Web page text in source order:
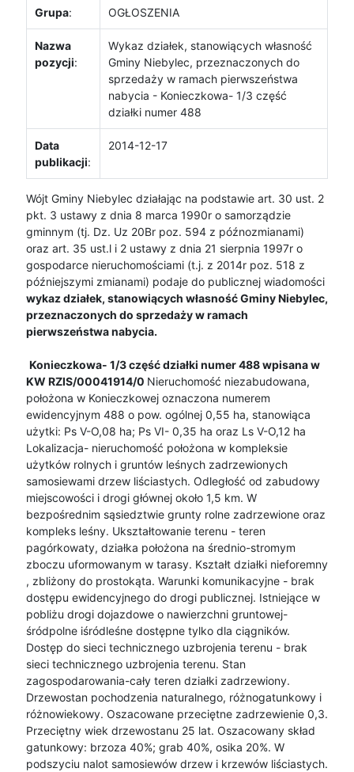
Grupa: OGŁOSZENIA
Nazwa
pozycji:
Wykaz działek, stanowiących własność
Gminy Niebylec, przeznaczonych do
sprzedaży w ramach pierwszeństwa
nabycia - Konieczkowa- 1/3 część
działki numer 488
Data
publikacji:
2014-12-17
Wójt Gminy Niebylec działając na podstawie art. 30 ust. 2
pkt. 3 ustawy z dnia 8 marca 1990r o samorządzie
gminnym (tj. Dz. Uz 20Br poz. 594 z późnozmianami)
oraz art. 35 ust.l i 2 ustawy z dnia 21 sierpnia 1997r o
gospodarce nieruchomościami (t.j. z 2014r poz. 518 z
późniejszymi zmianami) podaje do publicznej wiadomości
wykaz działek, stanowiących własność Gminy Niebylec,
przeznaczonych do sprzedaży w ramach
pierwszeństwa nabycia.
Konieczkowa- 1/3 część działki numer 488 wpisana w
KW RZIS/00041914/0 Nieruchomość niezabudowana,
położona w Konieczkowej oznaczona numerem
ewidencyjnym 488 o pow. ogólnej 0,55 ha, stanowiąca
użytki: Ps V-O,08 ha; Ps VI- 0,35 ha oraz Ls V-O,12 ha
Lokalizacja- nieruchomość położona w kompleksie
użytków rolnych i gruntów leśnych zadrzewionych
samosiewami drzew liściastych. Odległość od zabudowy
miejscowości i drogi głównej około 1,5 km. W
bezpośrednim sąsiedztwie grunty rolne zadrzewione oraz
kompleks leśny. Ukształtowanie terenu - teren
pagórkowaty, działka położona na średnio-stromym
zboczu uformowanym w tarasy. Kształt działki nieforemny
, zbliżony do prostokąta. Warunki komunikacyjne - brak
dostępu ewidencyjnego do drogi publicznej. Istniejące w
pobliżu drogi dojazdowe o nawierzchni gruntowej-
śródpolne iśródleśne dostępne tylko dla ciągników.
Dostęp do sieci technicznego uzbrojenia terenu - brak
sieci technicznego uzbrojenia terenu. Stan
zagospodarowania-cały teren działki zadrzewiony.
Drzewostan pochodzenia naturalnego, różnogatunkowy i
różnowiekowy. Oszacowane przeciętne zadrzewienie 0,3.
Przeciętny wiek drzewostanu 25 lat. Oszacowany skład
gatunkowy: brzoza 40%; grab 40%, osika 20%. W
podszyciu nalot samosiewów drzew i krzewów liściastych.